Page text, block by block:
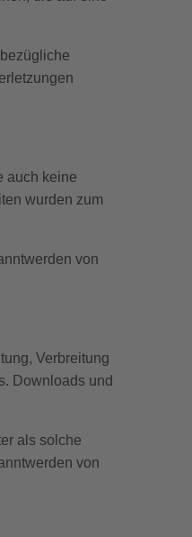
auch keine
wurden zum
von
Verbreitung
Downloads und
als solche
von